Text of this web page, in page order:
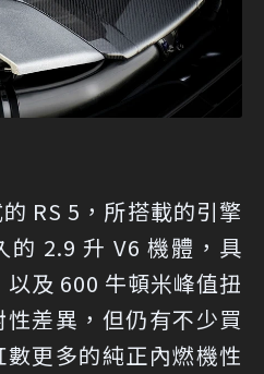
RS 5，所搭載的引擎
2.9 升 V6 機體，具
及 600 牛頓米峰值扭
差異，但仍有不少買
更多的純正內燃機性